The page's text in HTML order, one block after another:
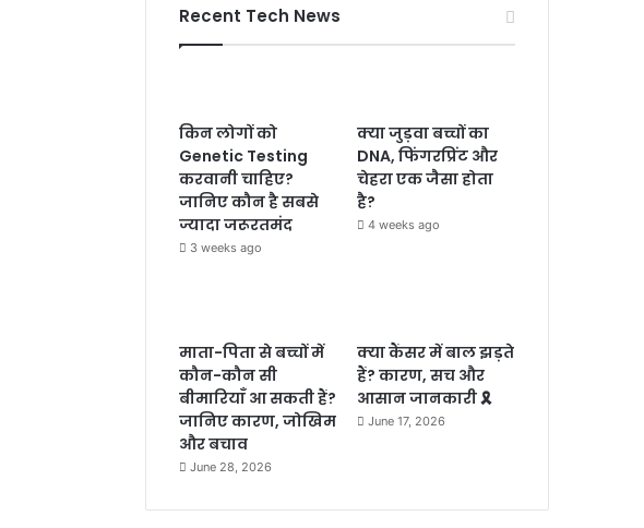
Recent Tech News
किन लोगों को
Genetic Testing
करवानी चाहिए?
जानिए कौन है सबसे
ज्यादा जरूरतमंद
3 weeks ago
क्या जुड़वा बच्चों का
DNA, फिंगरप्रिंट और
चेहरा एक जैसा होता
है?
4 weeks ago
माता-पिता से बच्चों में
कौन-कौन सी
बीमारियाँ आ सकती हैं?
जानिए कारण, जोखिम
और बचाव
June 28, 2026
क्या कैंसर में बाल झड़ते
हैं? कारण, सच और
आसान जानकारी 🎗️
June 17, 2026